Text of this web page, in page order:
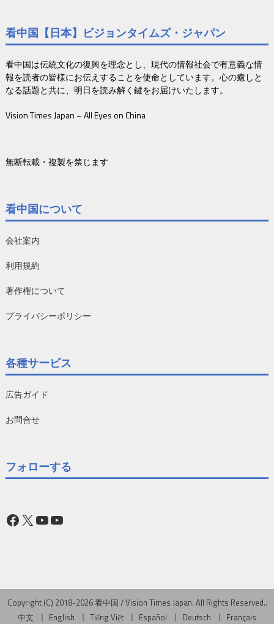
看中国【日本】ビジョンタイムズ・ジャパン
看中国は伝統文化の復興を理念とし、現代の情報社会で有意義な情
報を読者の皆様にお伝えすることを使命としています。心の癒しと
なる話題と共に、明日を読み解く鍵をお届けいたします。
Vision Times Japan – All Eyes on China
無断転載・複製を禁じます
看中国について
会社案内
利用規約
著作権について
プライバシーポリシー
各種サービス
広告ガイド
お問合せ
フォローする
Facebook
X YouTube
YouTube
Copyright (C) 2018-2026 看中国 / Vision Times Japan. All Rights Reserved..
中文
English Tiếng Việt Español Deutsch Français